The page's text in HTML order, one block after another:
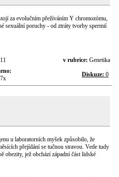
za evolučním přežíváním Y chromozómu,
sexuální poruchy - od ztráty tvorby spermií
v rubrice: Genetika
Diskuze: 0
u laboratorních myšek způsobilo, že
přejídání se tučnou stravou. Vede tudy
obezity, jež obchází západní část lidské